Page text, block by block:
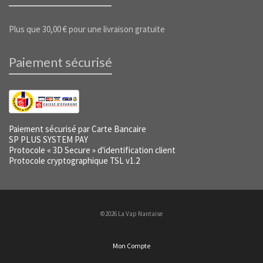
Plus que 30,00€pour une livraison gratuite
Paiement sécurisé
Paiement sécurisé par Carte Bancaire
SP PLUS SYSTEM PAY
Protocole « 3D Secure » d'identification client
Protocole cryptographique TSL v1.2
©2026 La Vap Nantaise
Mon Compte